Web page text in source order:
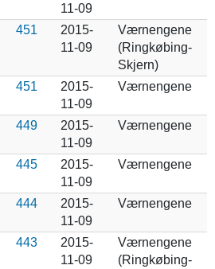
11-09
451
2015-
11-09
Værnengene
(Ringkøbing-
Skjern)
451
2015-
11-09
Værnengene
449
2015-
11-09
Værnengene
445
2015-
11-09
Værnengene
444
2015-
11-09
Værnengene
443
2015-
11-09
Værnengene
(Ringkøbing-